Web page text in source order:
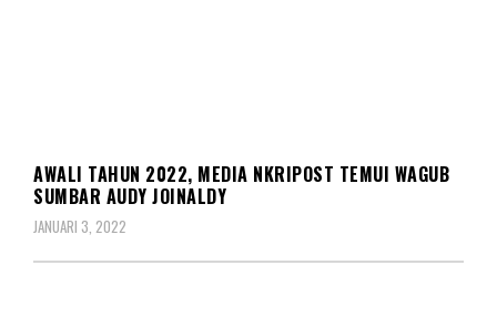
AWALI TAHUN 2022, MEDIA NKRIPOST TEMUI WAGUB
SUMBAR AUDY JOINALDY
JANUARI 3, 2022